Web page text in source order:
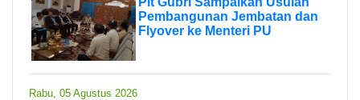
Pembangunan Jembatan dan
Flyover ke Menteri PU
Rabu, 05 Agustus 2026